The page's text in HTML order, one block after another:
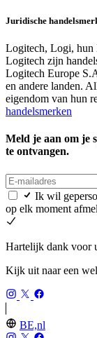
Juridische
Logitech, Logi, hun
Logitech zijn
Logitech Europe
en andere landen.
eigendom van hun
handelsmerken
Meld je aan om je
te ontvangen.
Ik wil
op elk moment
Hartelijk dank voor
Kijk uit naar een
BE,nl